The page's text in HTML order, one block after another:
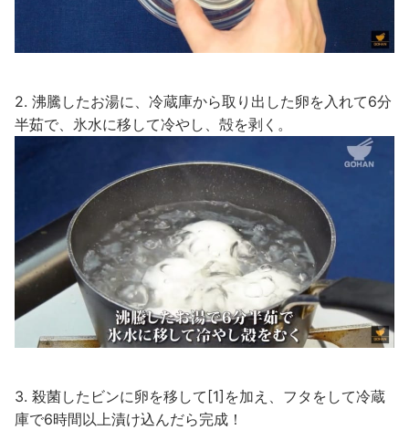
2. 沸騰したお湯に、冷蔵庫から取り出した卵を入れて6分
半茹で、氷水に移して冷やし、殻を剥く。
3. 殺菌したビンに卵を移して[1]を加え、フタをして冷蔵
庫で6時間以上漬け込んだら完成！